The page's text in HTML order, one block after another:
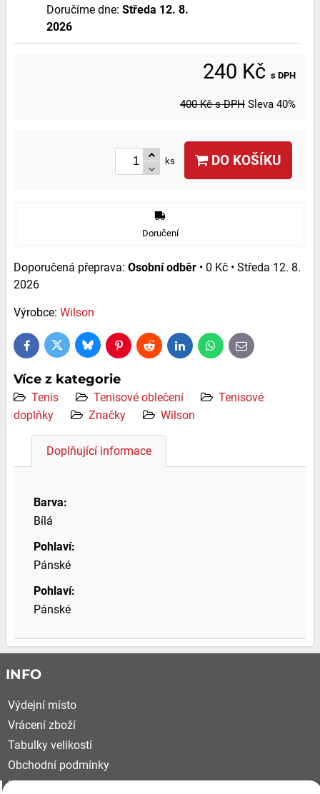
Doručíme dne: Středa 12. 8.
2026
240 Kč s DPH
400 Kč s DPH Sleva 40%
ks DO KOŠÍKU
Doručení
Osobní odběr • 0 Kč • Středa 12. 8.
2026
Výrobce: Wilson
FacebookTwitter BlueskyPinterestReddit LinkedInWhatsApp
E-
mail
Více z kategorie
Tenis Tenisové oblečení
Tenisové
doplňky
Značky Wilson
Doplňující informace
Barva:
Bílá
Pohlaví:
Pánské
Pohlaví:
Pánské
INFO
Výdejní místo
Vrácení zboží
Tabulky velikostí
Obchodní podmínky
Kariéra